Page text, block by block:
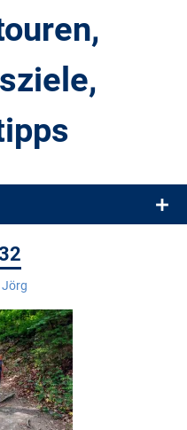
Ein Blog für alle, die gern
Jörg